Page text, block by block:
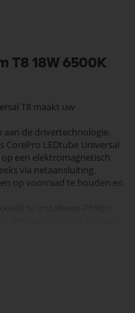
T8 18W 6500K
T8 maakt uw
aan de drivertechnologie.
CorePro LEDtube Universal
een elektromagnetisch
via netaansluiting.
op voorraad te houden en
TL lamp van 120cm (oud